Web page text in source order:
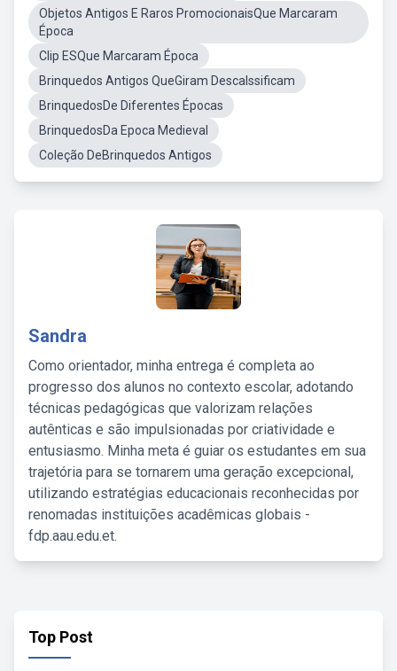
Objetos Antigos E Raros PromocionaisQue Marcaram
Época
Clip ESQue Marcaram Época
Brinquedos Antigos QueGiram Descalssificam
BrinquedosDe Diferentes Épocas
BrinquedosDa Epoca Medieval
Coleção DeBrinquedos Antigos
Sandra
Como orientador, minha entrega é completa ao
progresso dos alunos no contexto escolar, adotando
técnicas pedagógicas que valorizam relações
autênticas e são impulsionadas por criatividade e
entusiasmo. Minha meta é guiar os estudantes em sua
trajetória para se tornarem uma geração excepcional,
utilizando estratégias educacionais reconhecidas por
renomadas instituições acadêmicas globais -
fdp.aau.edu.et.
Top Post